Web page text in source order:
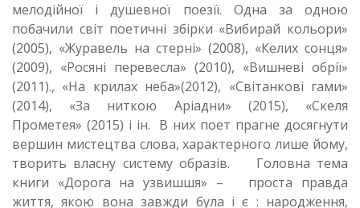
мелодійної і душевної поезії. Одна за одною
побачили світ поетичні збірки «Вибирай кольори»
(2005), «Журавель на стерні» (2008), «Келих сонця»
(2009), «Росяні перевесла» (2010), «Вишневі обрії»
(2011)., «На крилах неба»(2012), «Світанкові гами»
(2014), «За ниткою Аріадни» (2015), «Скеля
Прометея» (2015) і ін. В них поет прагне досягнути
вершин мистецтва слова, характерного лише йому,
творить власну систему образів. Головна тема
книги «Дорога на узвишшя» – проста правда
життя, якою вона завжди була і є : народження,